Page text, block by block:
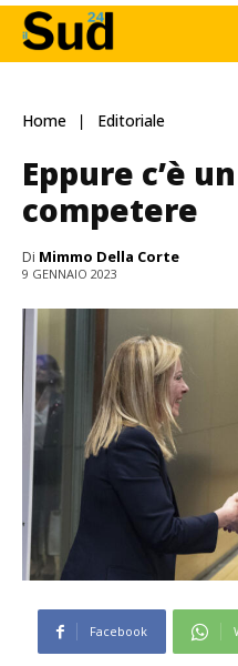
Home Editoriale
Eppure c’è
competere
Di Mimmo Della Corte
9 GENNAIO 2023
Facebook